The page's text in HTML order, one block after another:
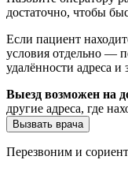
достаточно, чтобы
Если пациент
условия отдельно —
удалённости адреса и
Выезд возможен на
другие адреса, где
Вызвать врача
Перезвоним и